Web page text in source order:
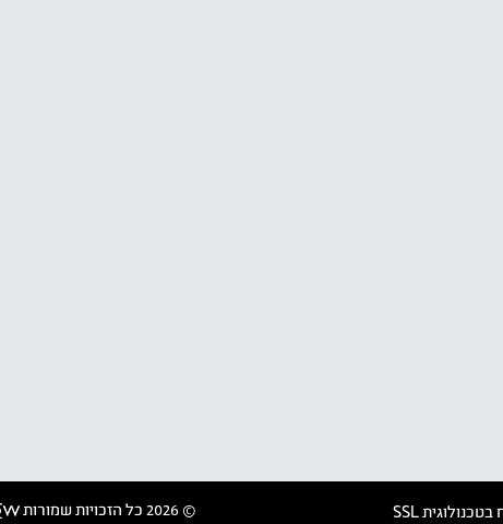
© 2026 כל הזכויות שמורות